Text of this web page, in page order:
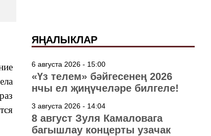
ЯҢАЛЫКЛАР
6 августа 2026 - 15:00
«Үз телем» бәйгесенең 2026
нчы ел җиңүчеләре билгеле!
3 августа 2026 - 14:04
8 август Зуля Камаловага
багышлау концерты узачак